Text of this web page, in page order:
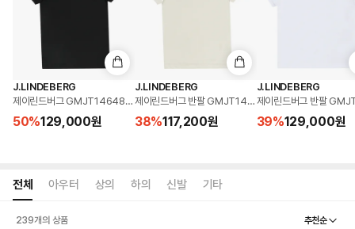
J.LINDEBERG
제이린드버그 GMJT14648 9999 투어 테크 슬림 핏 폴로 골프 남성 반팔티
50%129,000원
J.LINDEBERG
제이린드버그 반팔 GMJT14650 U029 히스 폴로 골프
38%117,200원
J.LINDEBERG
제이린드버그 반팔
39%129,000원
전체 아우터 상의 하의 신발 기타
239개의 상품 추천순